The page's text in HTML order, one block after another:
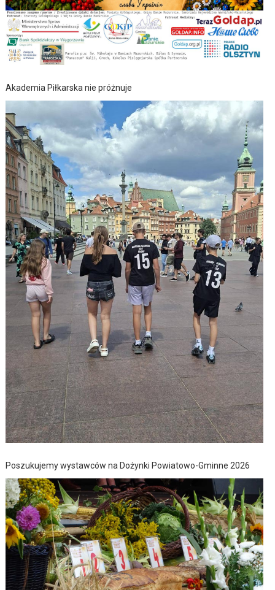
Akademia Piłkarska nie próżnuje
Poszukujemy wystawców na Dożynki Powiatowo-Gminne 2026